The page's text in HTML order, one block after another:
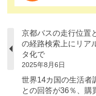
京都バスの走行位置
の経路検索上にリア
タ化で
2025年8月6日
世界14カ国の生活者
との回答が36％、購